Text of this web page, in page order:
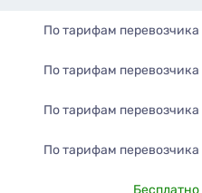
По тарифам перевозчика
По тарифам перевозчика
По тарифам перевозчика
По тарифам перевозчика
Бесплатно